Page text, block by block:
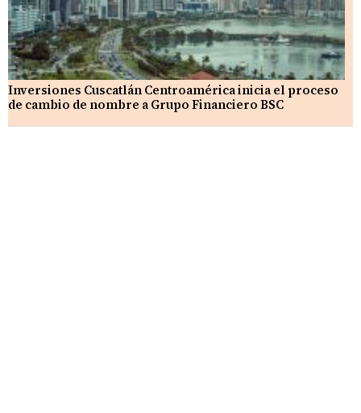
Inversiones Cuscatlán Centroamérica inicia el proceso
de cambio de nombre a Grupo Financiero BSC